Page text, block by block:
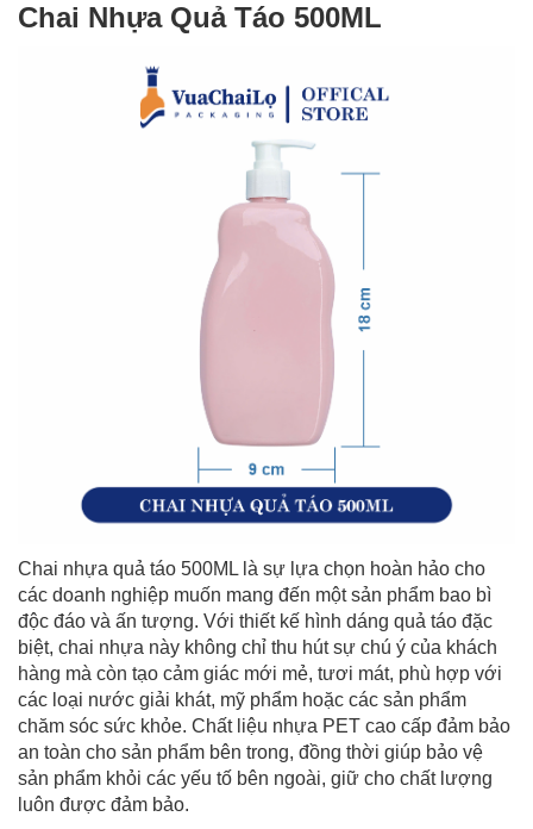
Chai Nhựa Quả Táo 500ML
Chai nhựa quả táo 500ML là sự lựa chọn hoàn hảo cho
các doanh nghiệp muốn mang đến một sản phẩm bao bì
độc đáo và ấn tượng. Với thiết kế hình dáng quả táo đặc
biệt, chai nhựa này không chỉ thu hút sự chú ý của khách
hàng mà còn tạo cảm giác mới mẻ, tươi mát, phù hợp với
các loại nước giải khát, mỹ phẩm hoặc các sản phẩm
chăm sóc sức khỏe. Chất liệu nhựa PET cao cấp đảm bảo
an toàn cho sản phẩm bên trong, đồng thời giúp bảo vệ
sản phẩm khỏi các yếu tố bên ngoài, giữ cho chất lượng
luôn được đảm bảo.